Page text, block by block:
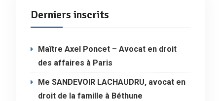
Derniers inscrits
Maître Axel Poncet – Avocat en droit
des affaires à Paris
Me SANDEVOIR LACHAUDRU, avocat en
droit de la famille à Béthune